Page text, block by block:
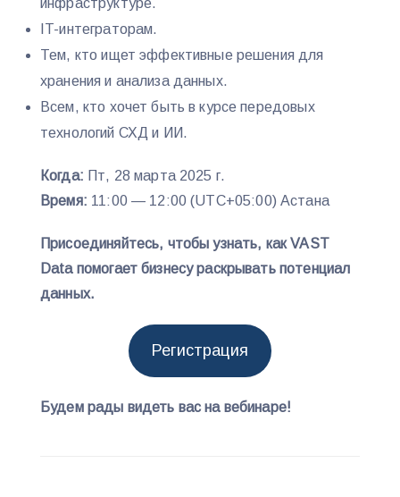
IT-интеграторам.
Тем, кто ищет эффективные решения для
хранения и анализа данных.
Всем, кто хочет быть в курсе передовых
технологий СХД и ИИ.
Когда: Пт, 28 марта 2025 г.
Время: 11:00 — 12:00 (UTC+05:00) Астана
Присоединяйтесь, чтобы узнать, как VAST
Data помогает бизнесу раскрывать потенциал
данных.
Регистрация
Будем рады видеть вас на вебинаре!